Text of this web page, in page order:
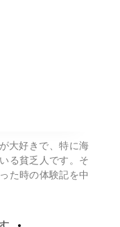
大好きで、特に海
る貧乏人です。そ
た時の体験記を中